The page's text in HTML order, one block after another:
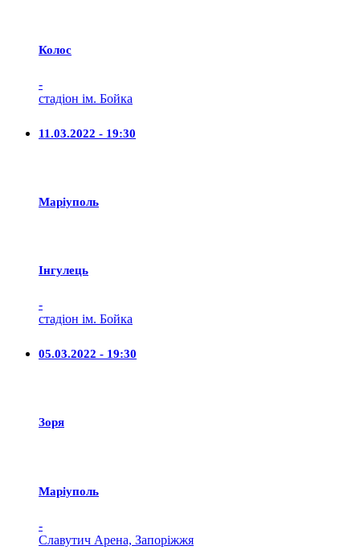
Колос
-
стадіон ім. Бойка
11.03.2022 - 19:30
Маріуполь
Iнгулець
-
стадіон ім. Бойка
05.03.2022 - 19:30
Зоря
Маріуполь
-
Славутич Арена, Запоріжжя